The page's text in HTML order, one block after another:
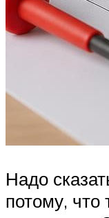
Надо
потому,